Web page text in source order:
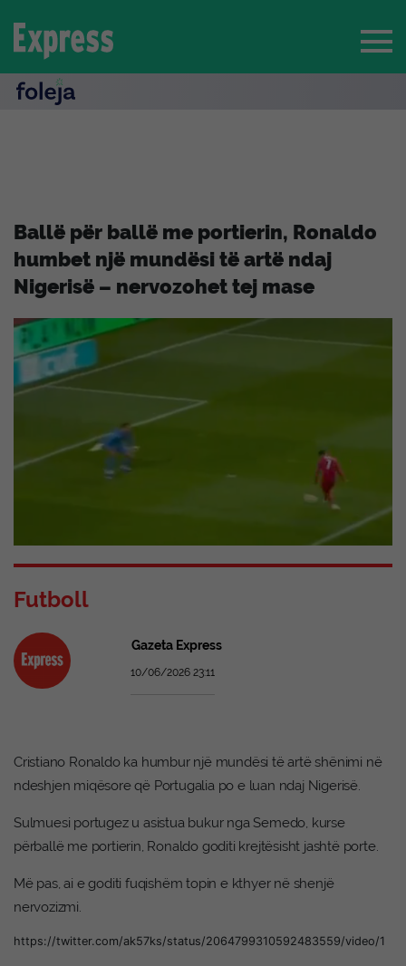
Ballë për ballë me portierin, Ronaldo
humbet një mundësi të artë ndaj
Nigerisë – nervozohet tej mase
Futboll
Gazeta Express
10/06/2026 23:11
Cristiano Ronaldo ka humbur një mundësi të artë shënimi në
ndeshjen miqësore që Portugalia po e luan ndaj Nigerisë.
Sulmuesi portugez u asistua bukur nga Semedo, kurse
përballë me portierin, Ronaldo goditi krejtësisht jashtë porte.
Më pas, ai e goditi fuqishëm topin e kthyer në shenjë
nervozizmi.
https://twitter.com/ak57ks/status/2064799310592483559/video/1